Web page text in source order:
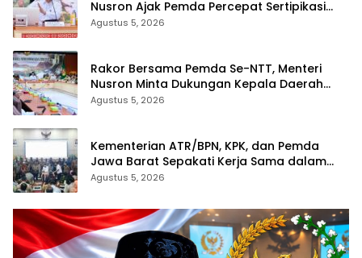
Nusron Ajak Pemda Percepat Sertipikasi
Tanah Rumah Ibadah di NTT
Agustus 5, 2026
Rakor Bersama Pemda Se-NTT, Menteri
Nusron Minta Dukungan Kepala Daerah
Wujudkan Transformasi Layanan
Agustus 5, 2026
Kementerian ATR/BPN, KPK, dan Pemda
Jawa Barat Sepakati Kerja Sama dalam
Upaya Pencegahan Korupsi serta
Agustus 5, 2026